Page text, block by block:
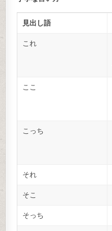
見出し語
これ
ここ
こっち
それ
そこ
そっち